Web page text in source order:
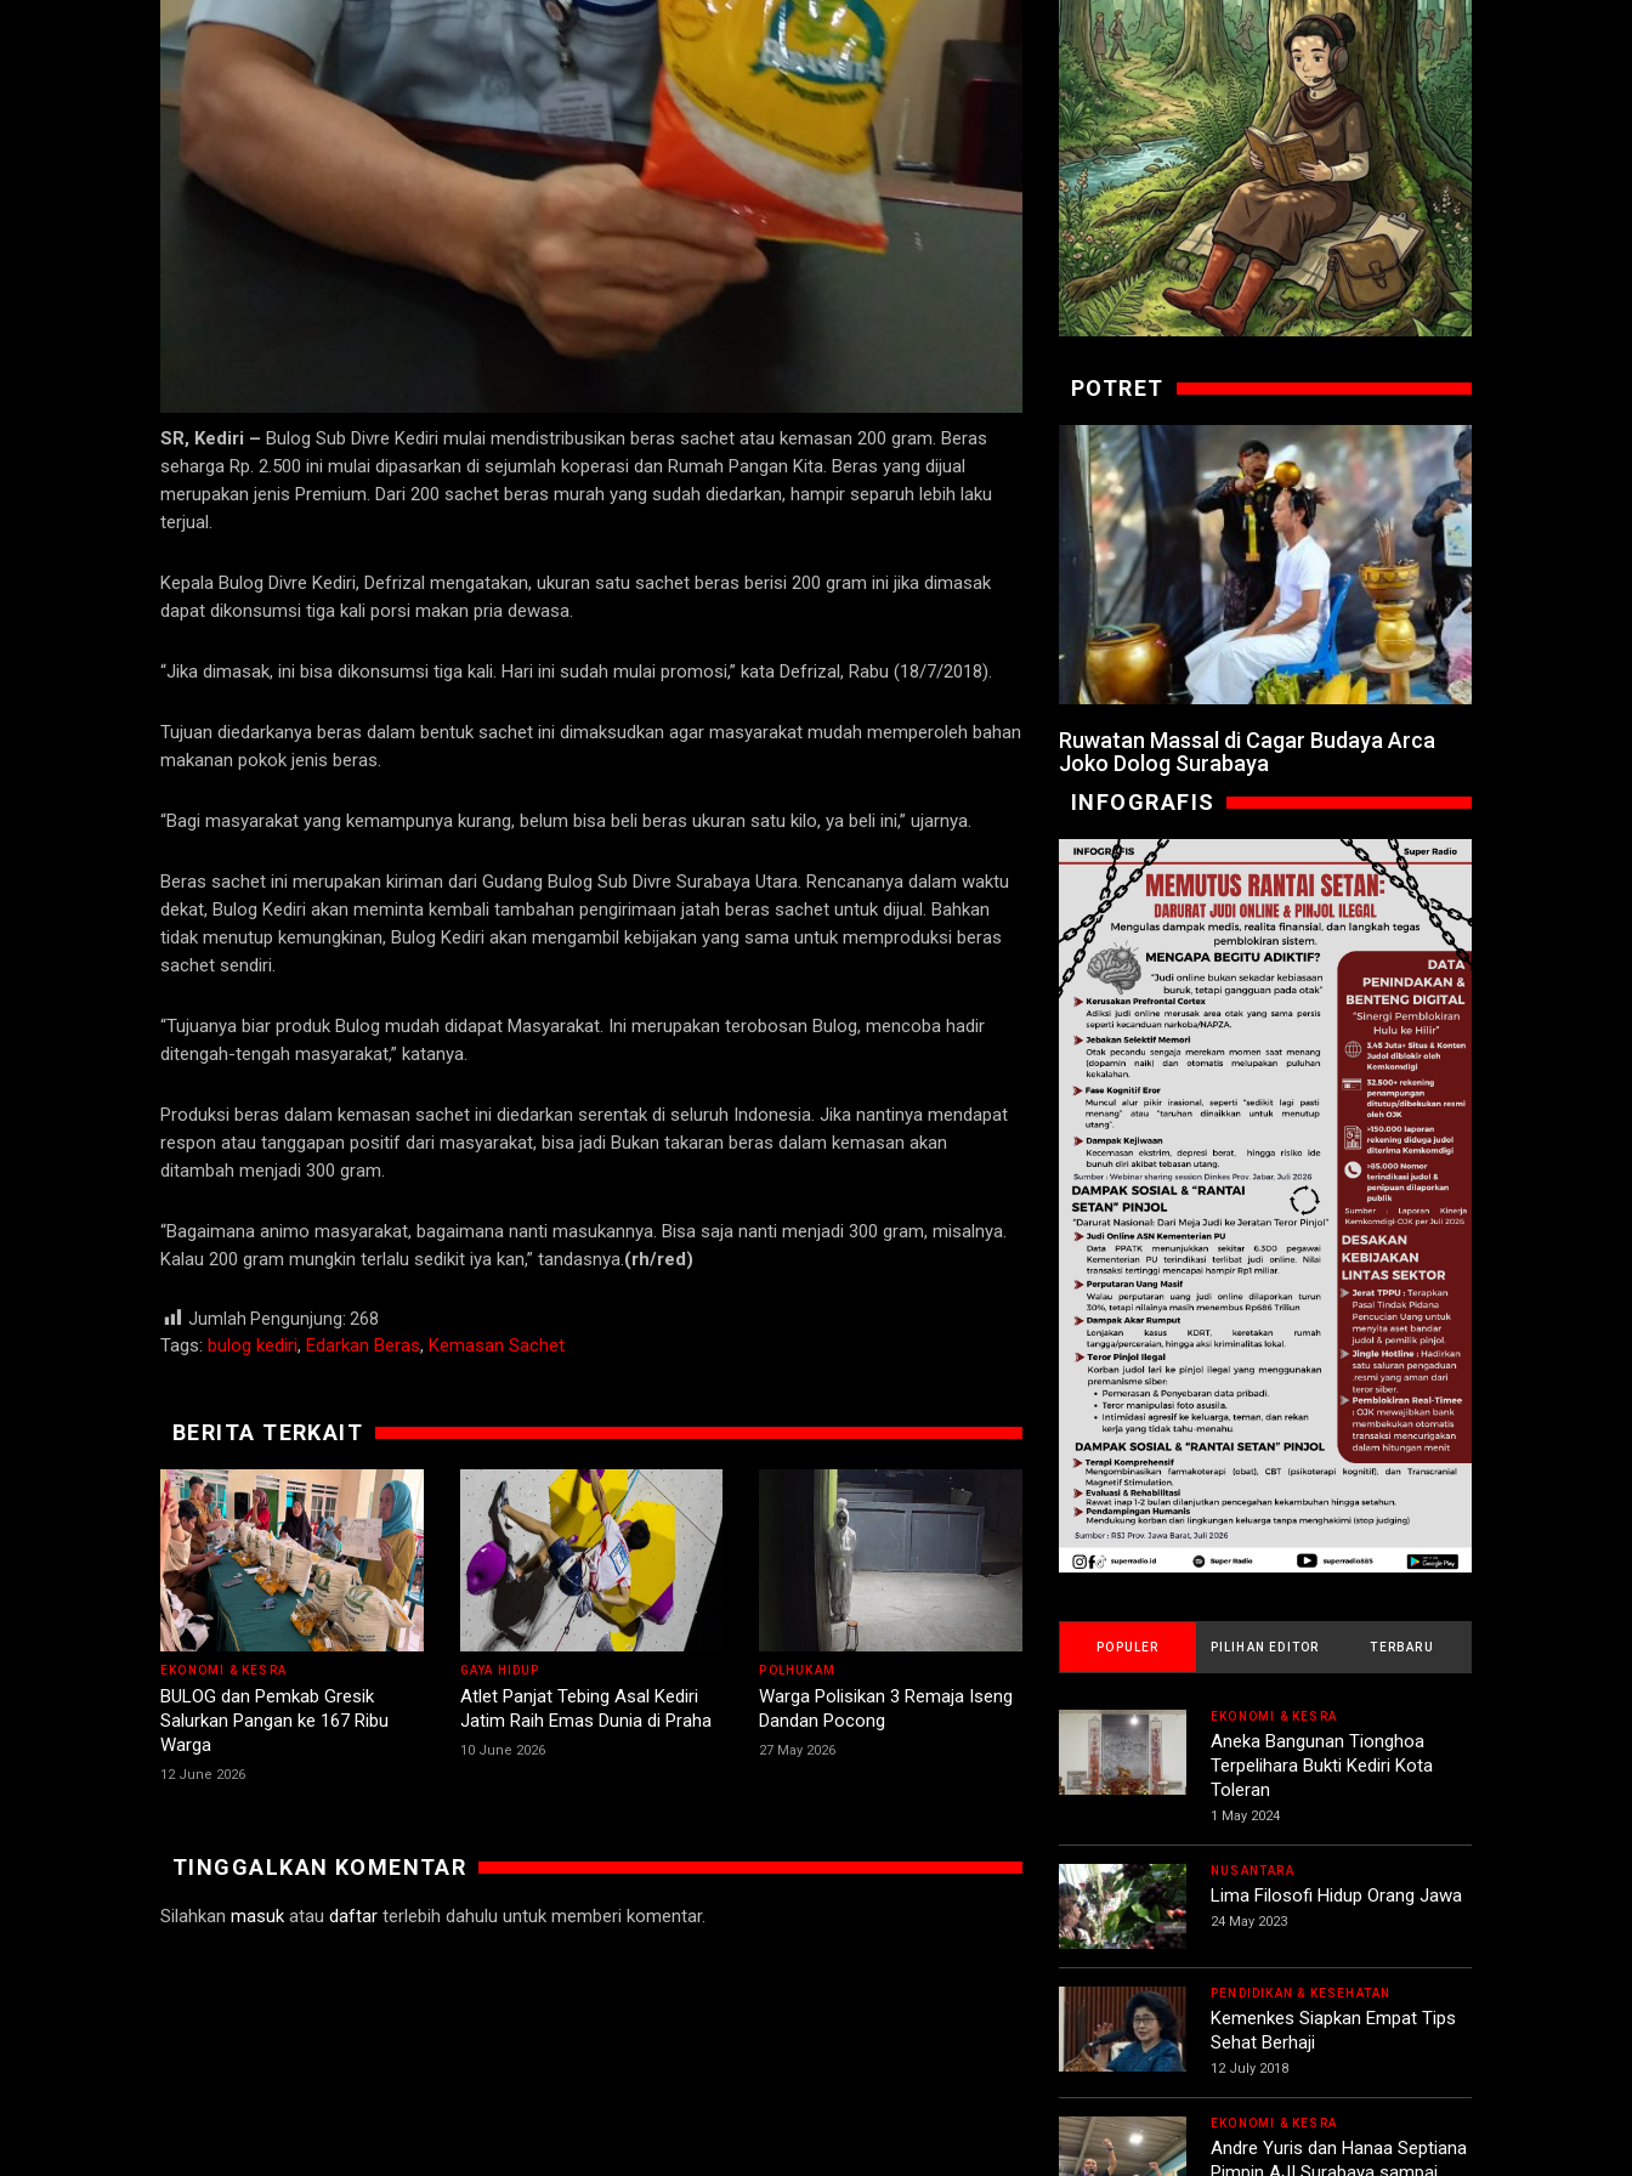
SR, Kediri – Bulog Sub Divre Kediri mulai mendistribusikan beras sachet atau kemasan 200 gram. Beras
seharga Rp. 2.500 ini mulai dipasarkan di sejumlah koperasi dan Rumah Pangan Kita. Beras yang dijual
merupakan jenis Premium. Dari 200 sachet beras murah yang sudah diedarkan, hampir separuh lebih laku
terjual.
Kepala Bulog Divre Kediri, Defrizal mengatakan, ukuran satu sachet beras berisi 200 gram ini jika dimasak
dapat dikonsumsi tiga kali porsi makan pria dewasa.
“Jika dimasak, ini bisa dikonsumsi tiga kali. Hari ini sudah mulai promosi,” kata Defrizal, Rabu (18/7/2018).
Tujuan diedarkanya beras dalam bentuk sachet ini dimaksudkan agar masyarakat mudah memperoleh bahan
makanan pokok jenis beras.
“Bagi masyarakat yang kemampunya kurang, belum bisa beli beras ukuran satu kilo, ya beli ini,” ujarnya.
Beras sachet ini merupakan kiriman dari Gudang Bulog Sub Divre Surabaya Utara. Rencananya dalam waktu
dekat, Bulog Kediri akan meminta kembali tambahan pengirimaan jatah beras sachet untuk dijual. Bahkan
tidak menutup kemungkinan, Bulog Kediri akan mengambil kebijakan yang sama untuk memproduksi beras
sachet sendiri.
“Tujuanya biar produk Bulog mudah didapat Masyarakat. Ini merupakan terobosan Bulog, mencoba hadir
ditengah-tengah masyarakat,” katanya.
Produksi beras dalam kemasan sachet ini diedarkan serentak di seluruh Indonesia. Jika nantinya mendapat
respon atau tanggapan positif dari masyarakat, bisa jadi Bukan takaran beras dalam kemasan akan
ditambah menjadi 300 gram.
“Bagaimana animo masyarakat, bagaimana nanti masukannya. Bisa saja nanti menjadi 300 gram, misalnya.
Kalau 200 gram mungkin terlalu sedikit iya kan,” tandasnya.(rh/red)
Jumlah Pengunjung: 268
Tags: bulog kediri, Edarkan Beras, Kemasan Sachet
BERITA TERKAIT
EKONOMI & KESRA
BULOG dan Pemkab Gresik
Salurkan Pangan ke 167 Ribu
Warga
12 June 2026
GAYA HIDUP
Atlet Panjat Tebing Asal Kediri
Jatim Raih Emas Dunia di Praha
10 June 2026
POLHUKAM
Warga Polisikan 3 Remaja Iseng
Dandan Pocong
27 May 2026
TINGGALKAN KOMENTAR
Silahkan masuk atau daftar terlebih dahulu untuk memberi komentar.
POTRET
Ruwatan Massal di Cagar Budaya Arca
Joko Dolog Surabaya
INFOGRAFIS
POPULER PILIHAN EDITOR TERBARU
EKONOMI & KESRA
Aneka Bangunan Tionghoa
Terpelihara Bukti Kediri Kota
Toleran
1 May 2024
NUSANTARA
Lima Filosofi Hidup Orang Jawa
24 May 2023
PENDIDIKAN & KESEHATAN
Kemenkes Siapkan Empat Tips
Sehat Berhaji
12 July 2018
EKONOMI & KESRA
Andre Yuris dan Hanaa Septiana